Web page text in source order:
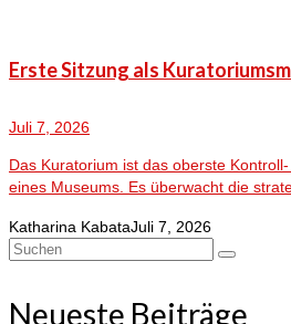
Erste Sitzung als
Juli 7, 2026
Das Kuratorium ist das oberste
eines Museums. Es überwacht die
Katharina KabataJuli 7, 2026
Suchen
Neueste Beiträge